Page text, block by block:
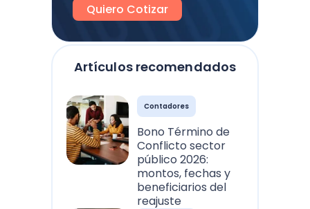
Artículos recomendados
Contadores
Bono Término de
Conflicto sector
público 2026:
montos, fechas y
beneficiarios del
reajuste
Quiero Cotizar